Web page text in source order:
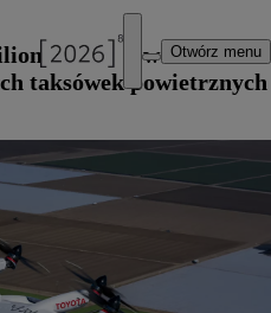
Otwórz menu
dolarów
taksówek powietrznych